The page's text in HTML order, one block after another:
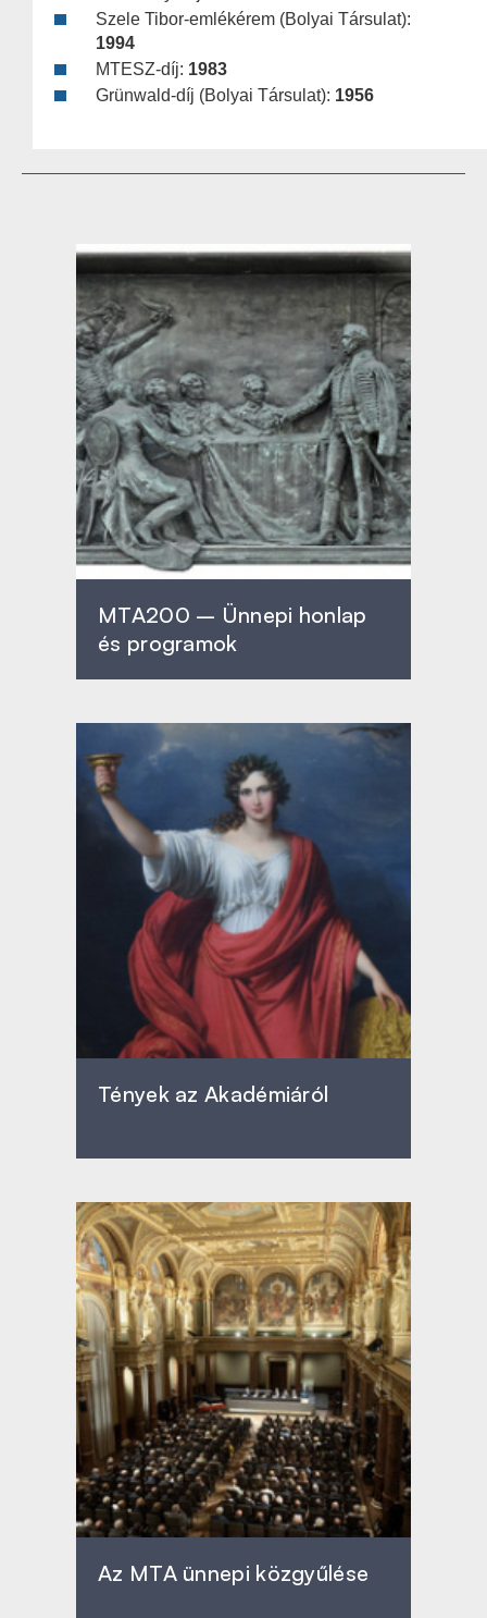
Szele Tibor-emlékérem (Bolyai Társulat):
1994
MTESZ-díj: 1983
Grünwald-díj (Bolyai Társulat): 1956
MTA200 – Ünnepi honlap
és programok
Tények az Akadémiáról
Az MTA ünnepi közgyűlése